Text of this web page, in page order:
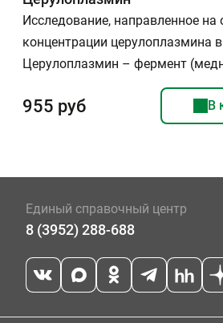
Исследование, направленное на
концентрации церулоплазмина
Церулоплазмин – фермент
955 руб В
Единый справочный центр
8 (3952) 288-688